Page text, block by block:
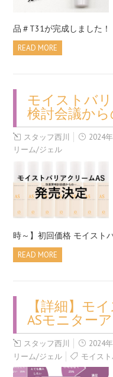
品＃T31が完成しました
READ MORE
モイストバ
検討会議か
スタッフ西川 2024
リーム/ジェル
時～】初回価格 モイスト
READ MORE
【詳細】モ
ASモニター
スタッフ西川 2024
リーム/ジェル
モイス